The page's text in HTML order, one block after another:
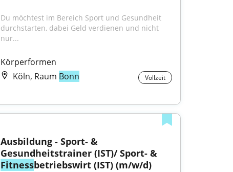
Du möchtest im Bereich Sport und Gesundheit
durchstarten, dabei Geld verdienen und nicht
nur...
Körperformen
Köln, Raum Bonn Vollzeit
Ausbildung - Sport- &
Gesundheitstrainer (IST)/ Sport- &
Fitnessbetriebswirt (IST) (m/w/d)